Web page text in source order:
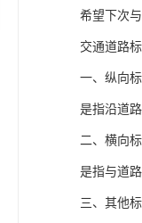
希望下次
交通道路标
一、纵向
是指沿道
二、横向
是指与道
三、其他